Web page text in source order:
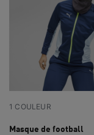
1 COULEUR
Masque de football